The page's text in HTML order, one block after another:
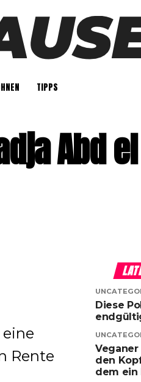
TIPPS
Abd el
Rente
Diese
den
dem ein